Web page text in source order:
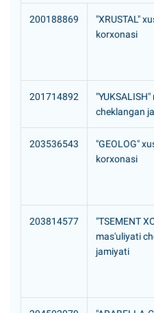
200188869
"XRUSTAL"
korxonasi
201714892
cheklangan
203536543
"GEOLOG"
korxonasi
203814577
"TSEMENT
mas'uliyati
jamiyati